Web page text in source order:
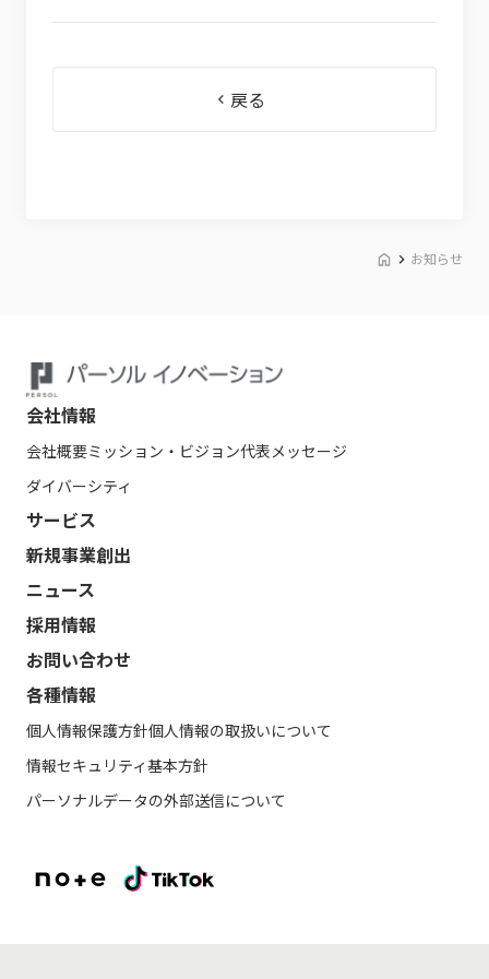
戻る
お知らせ
会社情報
会社概要ミッション・ビジョン代表メッセージ
ダイバーシティ
サービス
新規事業創出
ニュース
採用情報
お問い合わせ
各種情報
個人情報保護方針個人情報の取扱いについて
情報セキュリティ基本方針
パーソナルデータの外部送信について